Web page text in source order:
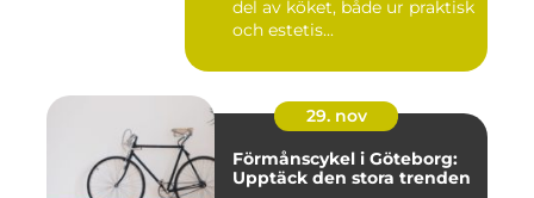
del av köket, både ur praktisk
och estetis...
29. nov
Förmånscykel i Göteborg:
Upptäck den stora trenden